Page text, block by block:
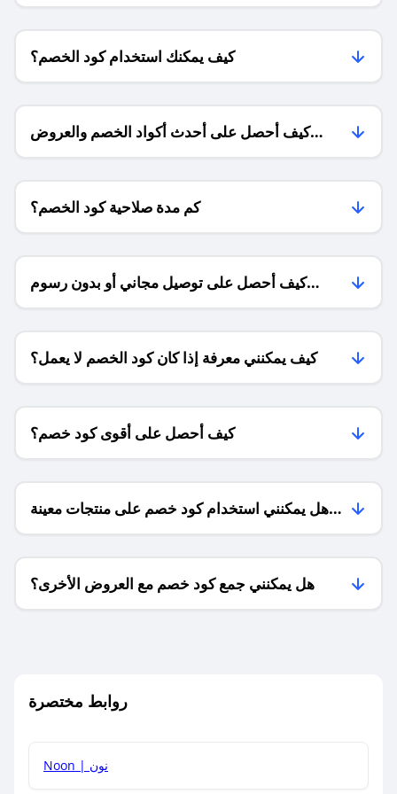
كيف يمكنك استخدام كود الخصم؟
كيف أحصل على أحدث أكواد الخصم والعروض
للمتاجر؟
كم مدة صلاحية كود الخصم؟
كيف أحصل على توصيل مجاني أو بدون رسوم
الشحن ؟
كيف يمكنني معرفة إذا كان كود الخصم لا يعمل؟
كيف أحصل على أقوى كود خصم؟
هل يمكنني استخدام كود خصم على منتجات معينة
فقط؟
هل يمكنني جمع كود خصم مع العروض الأخرى؟
روابط مختصرة
Noon | نون